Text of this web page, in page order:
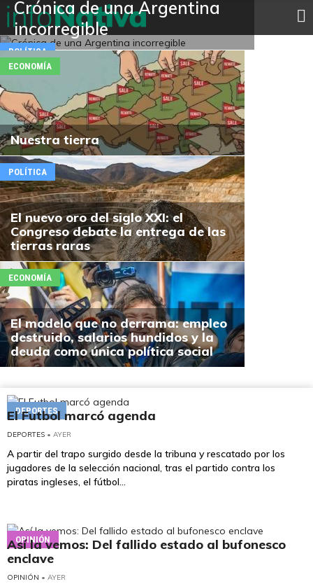
Crónica de una Argentina
incorregible
POLÍTICA
Nuestra tierra
ECONOMÍA
El nuevo oro del siglo XXI: el
Congreso debate la entrega de las
tierras raras
POLÍTICA
El modelo que no derrama: empleo
destruido, salarios hundidos y la
deuda como única política social
ECONOMÍA
DEPORTES
El Futbol marcó agenda
DEPORTES • AYER
A partir del trapo surgido desde la tribuna y rescatado por los
jugadores de la selección nacional, tras el partido contra los
piratas ingleses, el fútbol...
OPINIÓN
Así la vemos: Del fallido estado al bufonesco
enclave
OPINIÓN • AYER